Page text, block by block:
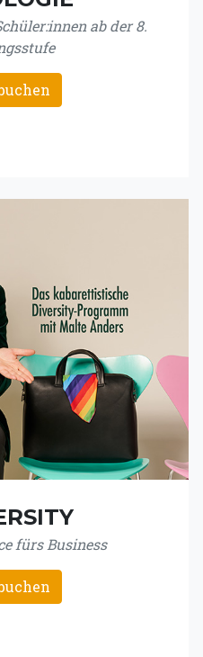
ab der 8.
fürs Business